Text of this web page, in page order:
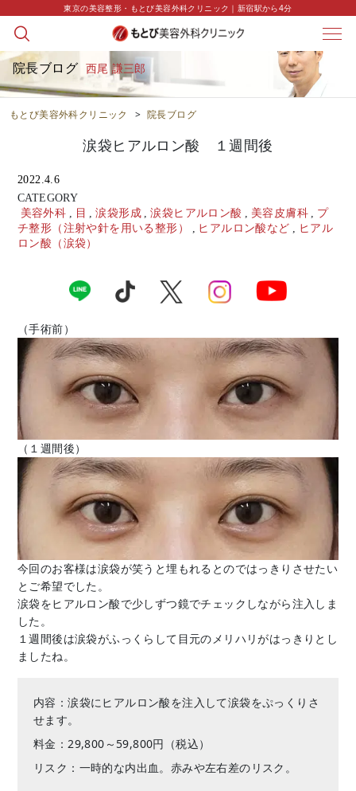
東京の美容整形・もとび美容外科クリニック｜新宿駅から4分
院長ブログ 西尾 謙三郎
もとび美容外科クリニック > 院長ブログ
涙袋ヒアルロン酸 １週間後
2022.4.6
CATEGORY
美容外科
目 涙袋形成 涙袋ヒアルロン酸 美容皮膚科
プ
チ整形（注射や針を用いる整形）
ヒアルロン酸など
ヒアル
ロン酸（涙袋）
（手術前）
（１週間後）
今回のお客様は涙袋が笑うと埋もれるとのではっきりさせたい
とご希望でした。
涙袋をヒアルロン酸で少しずつ鏡でチェックしながら注入しま
した。
１週間後は涙袋がふっくらして目元のメリハリがはっきりとし
ましたね。
内容：涙袋にヒアルロン酸を注入して涙袋をぷっくりさ
せます。
料金：29,800～59,800円（税込）
リスク：一時的な内出血。赤みや左右差のリスク。